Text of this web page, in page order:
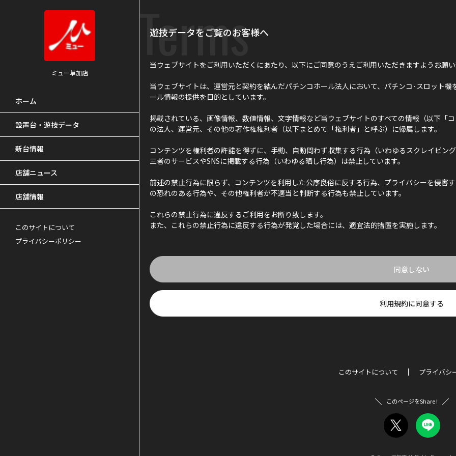
ミュー草加店
ホーム
設置台・遊技データ
新台情報
店舗ニュース
店舗情報
このサイトについて
プライバシーポリシー
Terms
遊技データをご覧のお客様へ
当ウェブサイトをご利用いただくにあたり、以下にご同意のうえご利用いただきますようお願い
当ウェブサイトは、運営元と契約を結んだパチンコホール法人において、パチンコ·スロット
ール情報の提供を目的としています。
掲載されている、画像情報、数値情報、文字情報など当ウェブサイトのすべての情報（以下「
の法人、運営元、その他の著作権権利者（以下まとめて「権利者」と呼ぶ）に帰属します。
コンテンツを権利者の許諾を得ずに、手動、自動問わず収集する行為（いわゆるスクレイピン
三者のサービスやSNSに掲載する行為（いわゆる晒し行為）は禁止しています。
前述の禁止行為に限らず、コンテンツを利用した公序良俗に反する行為、プライバシーを侵害
の恐れのある行為や、その他権利者が不適当と判断する行為も禁止しています。
これらの禁止行為に違反するご利用をお断り致します。
また、これらの禁止行為に違反する行為が発覚した場合には、適宜法的措置を実施します。
同意しない
利用規約に同意する
このサイトについて プライバシ
このページをShare !